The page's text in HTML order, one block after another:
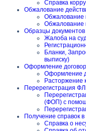
Справка
Обжалование
Обжалование
Обжалование
Образцы документов
Жалоба на
Бланки,
выписку)
Оформление
Оформление
Расторжение
Перерегистрация
(ФОП) с
Получение справок в
Справка о